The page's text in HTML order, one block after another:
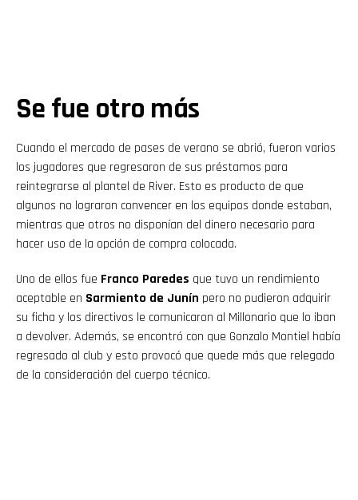
Se fue otro más
Cuando el mercado de pases de verano se abrió, fueron varios
los jugadores que regresaron de sus préstamos para
reintegrarse al plantel de River. Esto es producto de que
algunos no lograron convencer en los equipos donde estaban,
mientras que otros no disponían del dinero necesario para
hacer uso de la opción de compra colocada.
Uno de ellos fue Franco Paredes que tuvo un rendimiento
aceptable en Sarmiento de Junín pero no pudieron adquirir
su ficha y los directivos le comunicaron al Millonario que lo iban
a devolver. Además, se encontró con que Gonzalo Montiel había
regresado al club y esto provocó que quede más que relegado
de la consideración del cuerpo técnico.